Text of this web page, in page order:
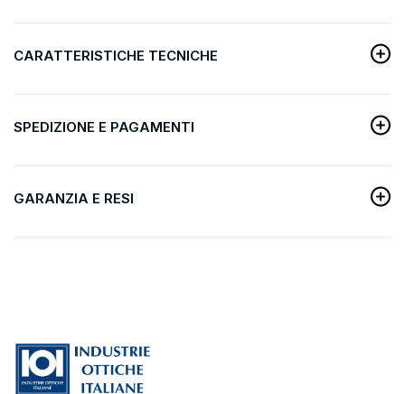
CARATTERISTICHE TECNICHE
SPEDIZIONE E PAGAMENTI
GARANZIA E RESI